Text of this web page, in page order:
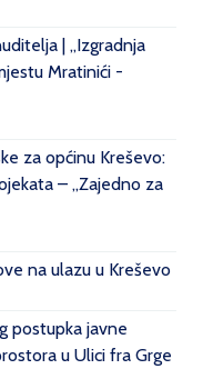
| „Izgradnja
Mratinići -
za općinu Kreševo:
– „Zajedno za
na ulazu u Kreševo
postupka javne
u Ulici fra Grge